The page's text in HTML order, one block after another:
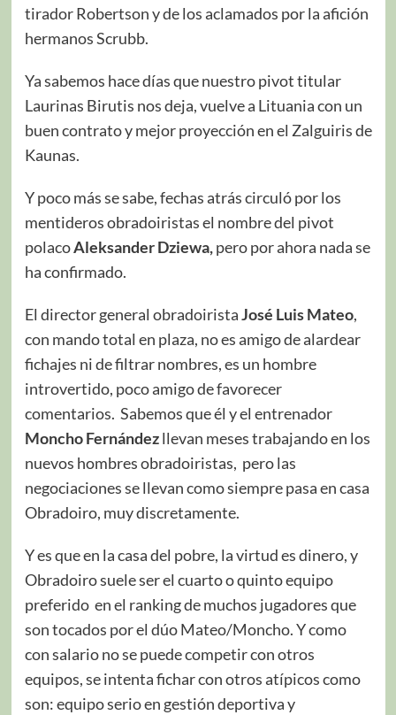
tirador Robertson y de los aclamados por la afición
hermanos Scrubb.
Ya sabemos hace días que nuestro pivot titular
Laurinas Birutis nos deja, vuelve a Lituania con un
buen contrato y mejor proyección en el Zalguiris de
Kaunas.
Y poco más se sabe, fechas atrás circuló por los
mentideros obradoiristas el nombre del pivot
polacoAleksander Dziewa,pero por ahora nada se
ha confirmado.
El director general obradoiristaJosé Luis Mateo,
con mando total en plaza, no es amigo de alardear
fichajes ni de filtrar nombres, es un hombre
introvertido, poco amigo de favorecer
comentarios. Sabemos que él y el entrenador
Moncho Fernándezllevan meses trabajando en los
nuevos hombres obradoiristas, pero las
negociaciones se llevan como siempre pasa en casa
Obradoiro, muy discretamente.
Y es que en la casa del pobre, la virtud es dinero, y
Obradoiro suele ser el cuarto o quinto equipo
preferido en el ranking de muchos jugadores que
son tocados por el dúo Mateo/Moncho. Y como
con salario no se puede competir con otros
equipos, se intenta fichar con otros atípicos como
son: equipo serio en gestión deportiva y